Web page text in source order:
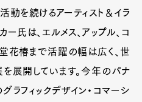
動を続けるアーティスト＆イラ
ー氏は、エルメス、アップル、コ
堂花椿まで活躍の幅は広く、世
展開しています。今年のパナ
ラフィックデザイン・コマーシ